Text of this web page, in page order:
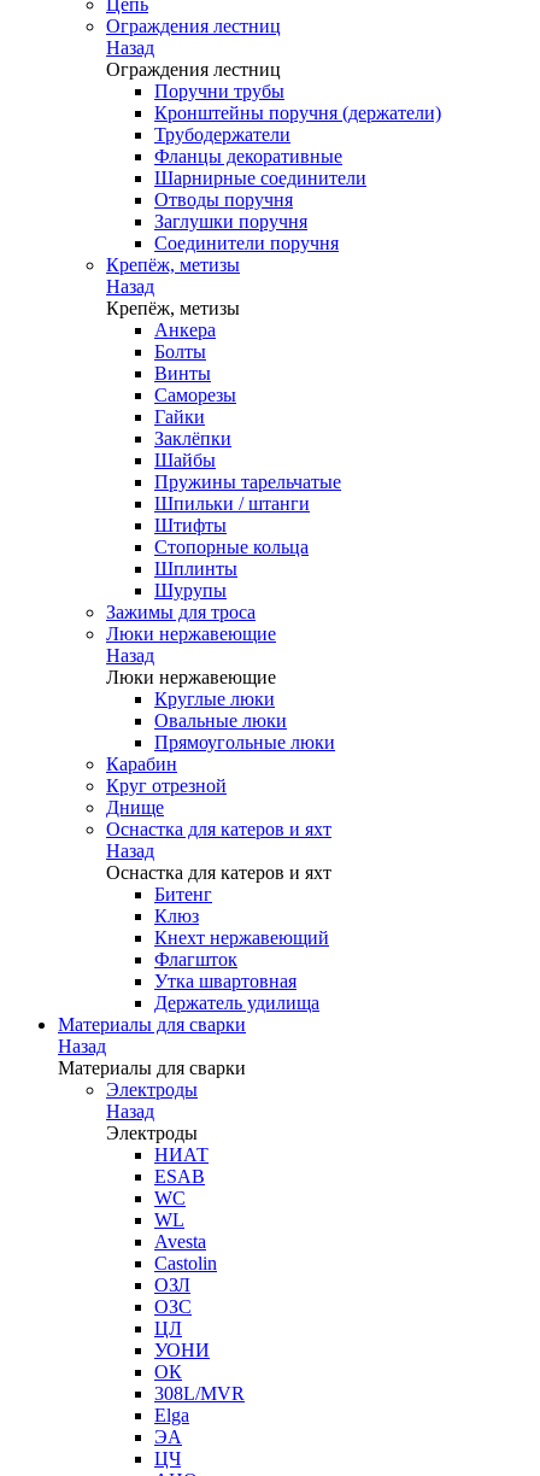
Цепь
Ограждения лестниц
Назад
Ограждения лестниц
Поручни трубы
Кронштейны поручня (держатели)
Трубодержатели
Фланцы декоративные
Шарнирные соединители
Отводы поручня
Заглушки поручня
Соединители поручня
Крепёж, метизы
Назад
Крепёж, метизы
Анкера
Болты
Винты
Саморезы
Гайки
Заклёпки
Шайбы
Пружины тарельчатые
Шпильки / штанги
Штифты
Стопорные кольца
Шплинты
Шурупы
Зажимы для троса
Люки нержавеющие
Назад
Люки нержавеющие
Круглые люки
Овальные люки
Прямоугольные люки
Карабин
Круг отрезной
Днище
Оснастка для катеров и яхт
Назад
Оснастка для катеров и яхт
Битенг
Клюз
Кнехт нержавеющий
Флагшток
Утка швартовная
Держатель удилища
Материалы для сварки
Назад
Материалы для сварки
Электроды
Назад
Электроды
НИАТ
ESAB
WC
WL
Avesta
Castolin
ОЗЛ
ОЗС
ЦЛ
УОНИ
ОК
308L/MVR
Elga
ЭА
ЦЧ